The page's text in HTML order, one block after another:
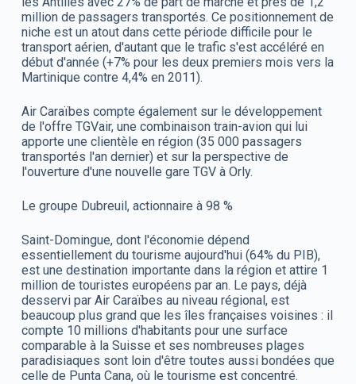
million de passagers transportés. Ce positionnement de
niche est un atout dans cette période difficile pour le
transport aérien, d'autant que le trafic s'est accéléré en
début d'année (+7% pour les deux premiers mois vers la
Martinique contre 4,4% en 2011).
Air Caraïbes compte également sur le développement
de l'offre TGVair, une combinaison train-avion qui lui
apporte une clientèle en région (35 000 passagers
transportés l'an dernier) et sur la perspective de
l'ouverture d'une nouvelle gare TGV à Orly.
Le groupe Dubreuil, actionnaire à 98 %
Saint-Domingue, dont l'économie dépend
essentiellement du tourisme aujourd'hui (64% du PIB),
est une destination importante dans la région et attire 1
million de touristes européens par an. Le pays, déjà
desservi par Air Caraïbes au niveau régional, est
beaucoup plus grand que les îles françaises voisines : il
compte 10 millions d'habitants pour une surface
comparable à la Suisse et ses nombreuses plages
paradisiaques sont loin d'être toutes aussi bondées que
celle de Punta Cana, où le tourisme est concentré.